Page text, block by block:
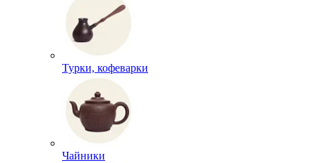
Турки, кофеварки
Чайники